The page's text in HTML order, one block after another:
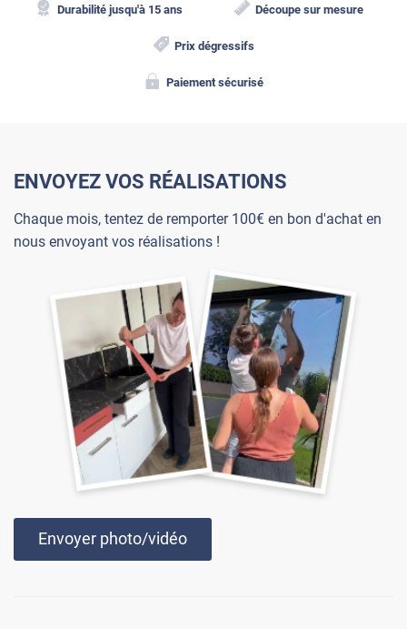
Durabilité jusqu'à 15 ans Découpe sur mesure
Prix dégressifs
Paiement sécurisé
ENVOYEZ VOS RÉALISATIONS
Chaque mois, tentez de remporter 100€ en bon d'achat en
nous envoyant vos réalisations !
Envoyer photo/vidéo